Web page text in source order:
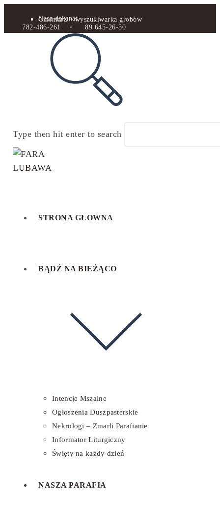
Nasz dekanat
Cmentarz – wyszukiwarka grobów
782-486-261
• 89 645-26-50
Type then hit enter to search
STRONA GŁOWNA
BĄDŹ NA BIEŻĄCO
Intencje Mszalne
Ogłoszenia Duszpasterskie
Nekrologi – Zmarli Parafianie
Informator Liturgiczny
Święty na każdy dzień
NASZA PARAFIA